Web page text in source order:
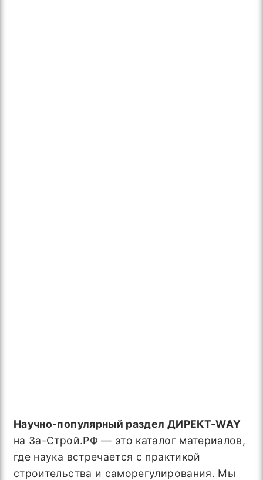
Научно-популярный раздел ДИРЕКТ-WAY
на За-Строй.РФ — это каталог материалов,
где наука встречается с практикой
строительства и саморегулирования. Мы